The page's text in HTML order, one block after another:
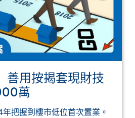
善用按揭套現財技
萬
把握到樓市低位首次置業。